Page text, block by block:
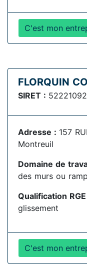
C'est mon
FLORQUIN
SIRET :
Adresse : 157
Montreuil
Domaine de
des murs ou
Qualification
glissement
C'est mon